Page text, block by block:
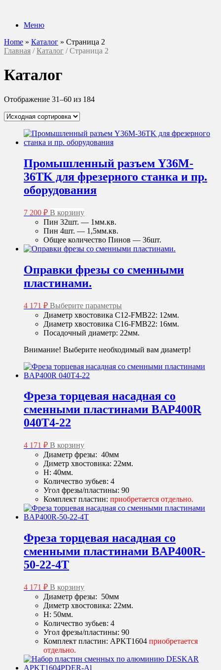
содержанию
Меню
Home » Каталог » Страница 2
Главная /Каталог / Страница 2
Каталог
Отображение 31–60 из 184
Промышленный разъем Y36M-
36TK для фрезерного станка и пр.
оборудования
7 200 ₽ В корзину
Пин 32шт. — 1мм.кв.
Пин 4шт. — 1,5мм.кв.
Общее количество Пинов — 36шт.
Оправки фрезы со сменными
пластинами.
4 171 ₽ Выберите параметры
товар
имеет
несколько
Опции
выбрать
товара.
Диаметр хвостовика C12-FMB22: 12мм.
Диаметр хвостовика C16-FMB22: 16мм.
Посадочный диаметр: 22мм.
Внимание! Выберите необходимый вам диаметр!
Фреза торцевая насадная со
сменными пластинами BAP400R
040T4-22
4 171 ₽ В корзину
Диаметр фрезы: 40мм
Диметр хвостовика: 22мм.
H: 40мм.
Количество зубьев: 4
Угол фрезы/пластины: 90
Комплект пластин: приобретается отдельно.
Фреза торцевая насадная со
сменными пластинами BAP400R-
50-22-4T
4 171 ₽ В корзину
Диаметр фрезы: 50мм
Диметр хвостовика: 22мм.
H: 50мм.
Количество зубьев: 4
Угол фрезы/пластины: 90
Комплект пластин: APKT1604 приобретается
отдельно.